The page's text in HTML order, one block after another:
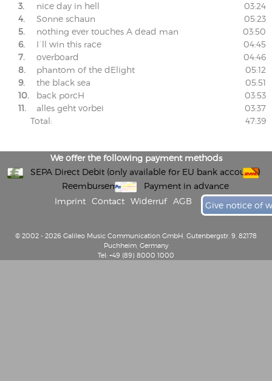
3.
nice day in hell
03:24
4.
Sonne schaun
05:23
5.
nothing ever touches A dead man
03:50
6.
I´ll win this race
04:45
7.
overboard
04:46
8.
phantom of the dElight
05:12
9.
the black sea
05:51
10.
back porcH
03:53
11.
alles geht vorbei
03:37
Total:
47:39
We offer the following payment methods
SEPA Direct Debit (only available for EU bank accounts)
Reembursement
Payment in advance
Imprint
Contact Widerruf AGB Give notice of
© 2002 - 2026 Galileo Music Communication GmbH, Gutenbergstr. 9, 82178
Puchheim, Germany
Tel: +49 (89) 8000 1000